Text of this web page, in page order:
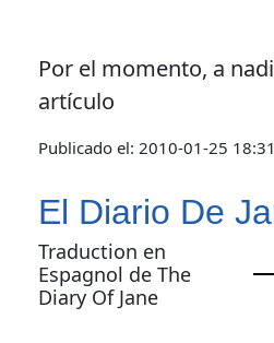
Por el momento, a
artículo
Publicado el: 2010-01-25
El Diario De
Traduction en
Espagnol de The
Diary Of Jane